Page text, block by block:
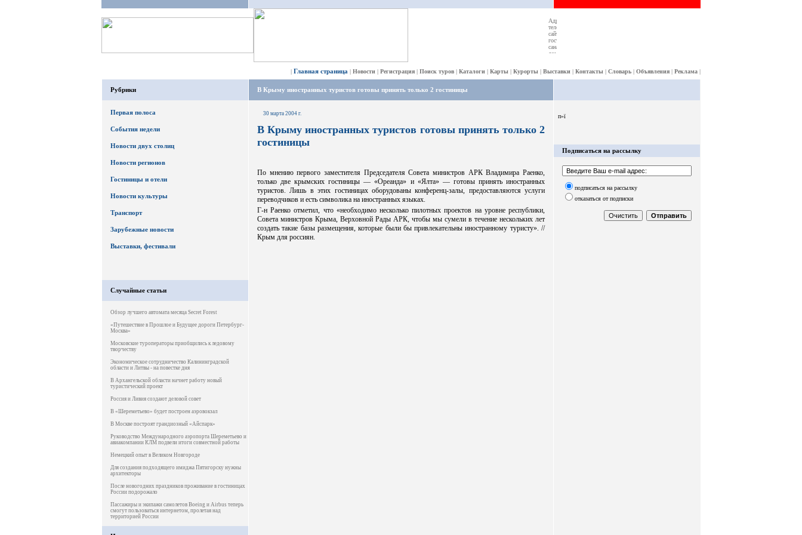
| Главная страница | Новости | Регистрация | Поиск туров | Каталоги | Карты | Курорты | Выставки | Контакты | Словарь | Объявления | Реклама |
Рубрики
Первая полоса
События недели
Новости двух столиц
Новости регионов
Гостиницы и отели
Новости культуры
Транспорт
Зарубежные новости
Выставки, фестивали
Случайные статьи
Обзор лучшего автомата месяца Secret Forest
«Путешествие в Прошлое и Будущее дороги Петербург-
Москва»
Московские туроператоры приобщились к ледовому
творчеству
Экономическое сотрудничество Калининградской
области и Литвы - на повестке дня
В Архангельской области начнет работу новый
туристический проект
Россия и Ливия создают деловой совет
В «Шереметьево» будет построен аэровокзал
В Москве построят грандиозный «Айспарк»
Руководство Международного аэропорта Шереметьево и
авиакомпании КЛМ подвели итоги совместной работы
Немецкий опыт в Великом Новгороде
Для создания подходящего имиджа Пятигорску нужны
архитекторы
После новогодних праздников проживание в гостиницах
России подорожало
Пассажиры и экипажи самолетов Boeing и Airbus теперь
смогут пользоваться интернетом, пролетая над
территорией России
В Крыму иностранных туристов готовы принять только 2 гостиницы
30 марта 2004 г.
В Крыму иностранных туристов готовы принять только 2
гостиницы
По мнению первого заместителя Председателя Совета министров АРК Владимира Раенко,
только две крымских гостиницы — «Ореанда» и «Ялта» — готовы принять иностранных
туристов. Лишь в этих гостиницах оборудованы конференц-залы, предоставляются услуги
переводчиков и есть символика на иностранных языках.
Г-н Раенко отметил, что «необходимо несколько пилотных проектов на уровне республики,
Совета министров Крыма, Верховной Рады АРК, чтобы мы сумели в течение нескольких лет
создать такие базы размещения, которые были бы привлекательны иностранному туристу». //
Крым для россиян.
п»ї
Подписаться на рассылку
подписаться на рассылку
отказаться от подписки